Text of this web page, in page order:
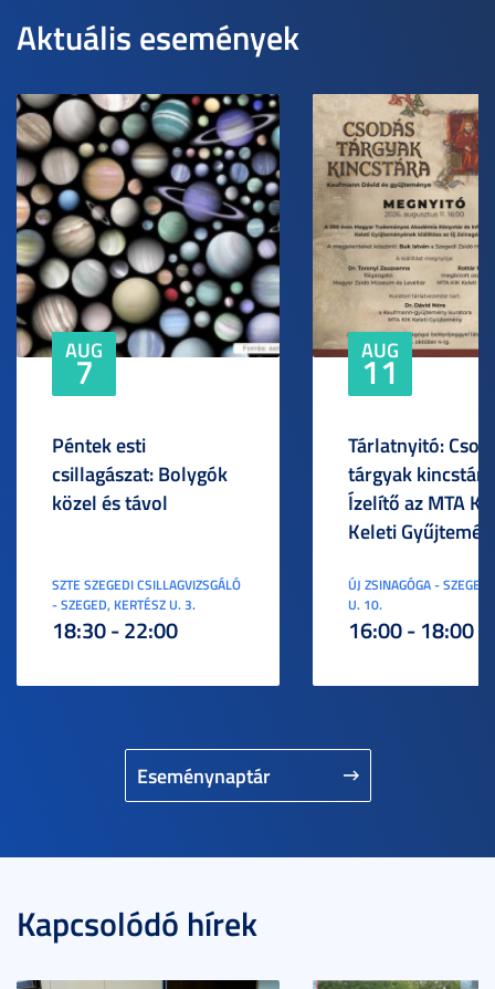
Aktuális események
Eseménynaptár
AUG
7
Péntek esti
csillagászat: Bolygók
közel és távol
SZTE SZEGEDI CSILLAGVIZSGÁLÓ
- SZEGED, KERTÉSZ U. 3.
18:30 - 22:00
AUG
11
Tárlatnyitó:
tárgyak
Ízelítő az MTA
Keleti
ÚJ ZSINAGÓGA -
U. 10.
16:00 - 18:00
Kapcsolódó hírek